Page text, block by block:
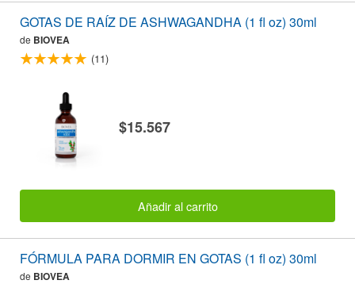
GOTAS DE RAÍZ DE ASHWAGANDHA (1 fl oz) 30ml
de BIOVEA
(11)
$15.567
Añadir al carrito
FÓRMULA PARA DORMIR EN GOTAS (1 fl oz) 30ml
de BIOVEA